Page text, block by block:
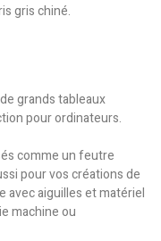
gris chiné.
grands tableaux
pour ordinateurs.
comme un feutre
pour vos créations de
avec aiguilles et matériel
machine ou